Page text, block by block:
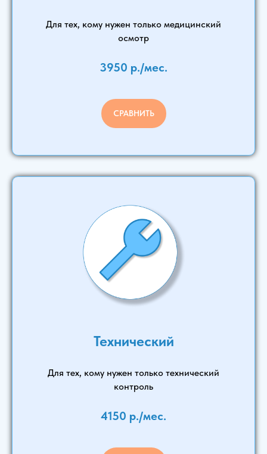
Для тех, кому нужен только медицинский
осмотр
3950 р./мес.
СРАВНИТЬ
Технический
Для тех, кому нужен только технический
контроль
4150 р./мес.